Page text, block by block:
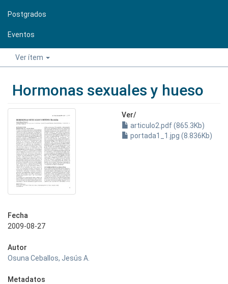
Postgrados
Eventos
Ver ítem
Hormonas sexuales y hueso
Ver/
articulo2.pdf (865.3Kb)
portada1_1.jpg (8.836Kb)
Fecha
2009-08-27
Autor
Osuna Ceballos, Jesús A.
Metadatos